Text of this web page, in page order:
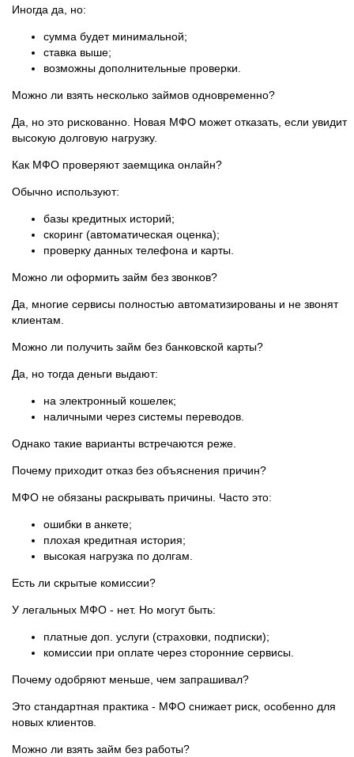
Иногда да, но:
сумма будет минимальной;
ставка выше;
возможны дополнительные проверки.
Можно ли взять несколько займов одновременно?
Да, но это рискованно. Новая МФО может отказать, если увидит
высокую долговую нагрузку.
Как МФО проверяют заемщика онлайн?
Обычно используют:
базы кредитных историй;
скоринг (автоматическая оценка);
проверку данных телефона и карты.
Можно ли оформить займ без звонков?
Да, многие сервисы полностью автоматизированы и не звонят
клиентам.
Можно ли получить займ без банковской карты?
Да, но тогда деньги выдают:
на электронный кошелек;
наличными через системы переводов.
Однако такие варианты встречаются реже.
Почему приходит отказ без объяснения причин?
МФО не обязаны раскрывать причины. Часто это:
ошибки в анкете;
плохая кредитная история;
высокая нагрузка по долгам.
Есть ли скрытые комиссии?
У легальных МФО - нет. Но могут быть:
платные доп. услуги (страховки, подписки);
комиссии при оплате через сторонние сервисы.
Почему одобряют меньше, чем запрашивал?
Это стандартная практика - МФО снижает риск, особенно для
новых клиентов.
Можно ли взять займ без работы?